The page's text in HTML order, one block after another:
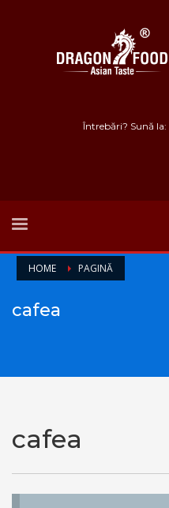
Întrebări? Sună la:
HOME PAGINĂ
cafea
cafea